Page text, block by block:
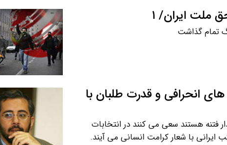
ملت ایران/ ۱
تمام گذاشت
های انحرافی و قدرت طلبان با
فتنه هستند سعی می کنند در انتخابات
با شعار کرامت انسانی می آیند.